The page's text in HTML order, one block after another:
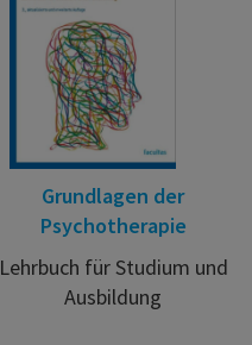
Grundlagen der
Psychotherapie
Lehrbuch für Studium und
Ausbildung